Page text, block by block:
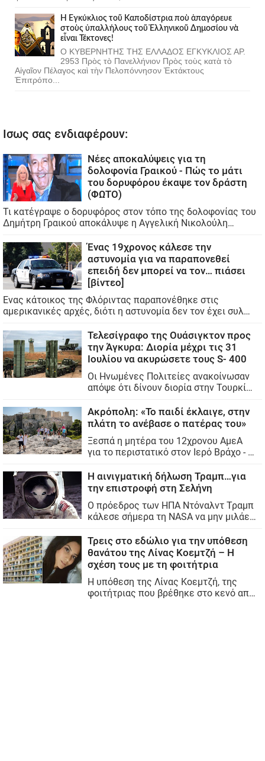
Ἡ Ἐγκύκλιος τοῦ Καποδίστρια ποὺ ἀπαγόρευε
στοὺς ὑπαλλήλους τοῦ Ἑλληνικοῦ Δημοσίου νὰ
εἶναι Τέκτονες!
Ο ΚΥΒΕΡΝΗΤΗΣ ΤΗΣ ΕΛΛΑΔΟΣ ΕΓΚΥΚΛΙΟΣ ΑΡ.
2953 Πρὸς τὸ Πανελλήνιον Πρὸς τοὺς κατὰ τὸ
Αἰγαῖον Πέλαγος καὶ τὴν Πελοπόννησον Ἐκτάκτους
Ἐπιτρόπο...